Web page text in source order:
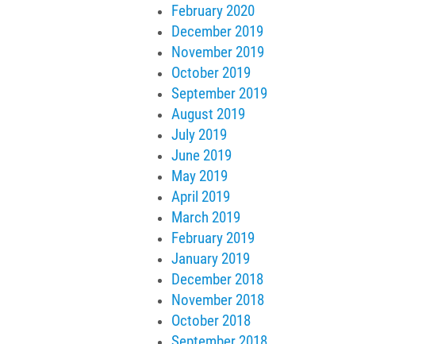
February 2020
December 2019
November 2019
October 2019
September 2019
August 2019
July 2019
June 2019
May 2019
April 2019
March 2019
February 2019
January 2019
December 2018
November 2018
October 2018